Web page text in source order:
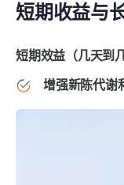
短期收益与
短期效益（几天到
增强新陈代谢